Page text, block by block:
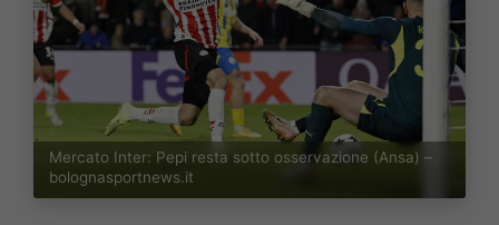
Mercato Inter: Pepi resta sotto osservazione (Ansa) –
bolognasportnews.it